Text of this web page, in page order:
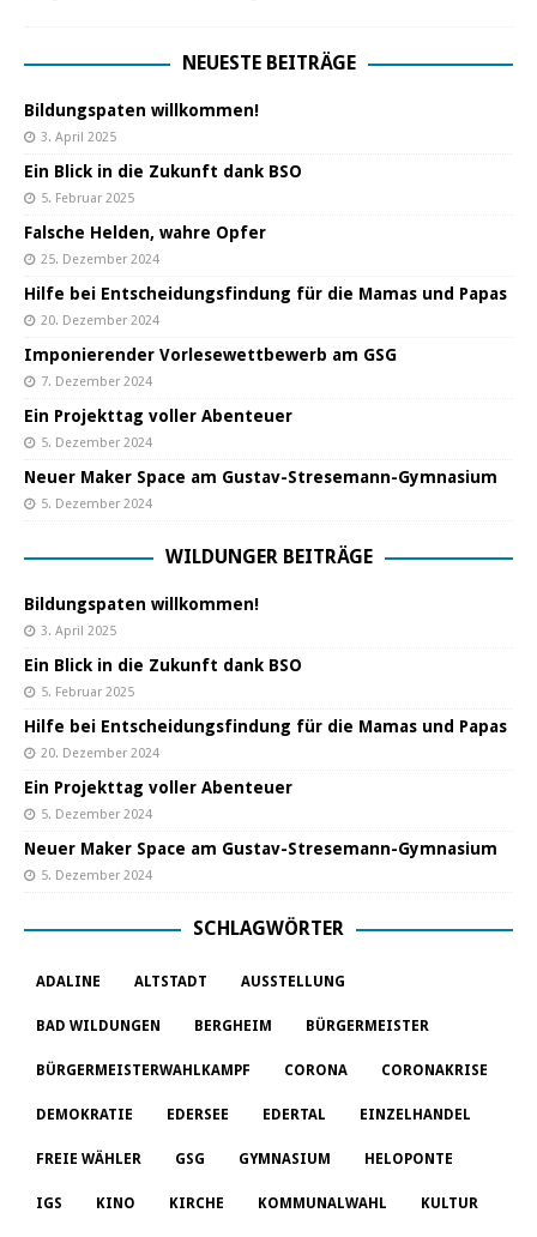
NEUESTE BEITRÄGE
Bildungspaten willkommen!
3. April 2025
Ein Blick in die Zukunft dank BSO
5. Februar 2025
Falsche Helden, wahre Opfer
25. Dezember 2024
Hilfe bei Entscheidungsfindung für die Mamas und Papas
20. Dezember 2024
Imponierender Vorlesewettbewerb am GSG
7. Dezember 2024
Ein Projekttag voller Abenteuer
5. Dezember 2024
Neuer Maker Space am Gustav-Stresemann-Gymnasium
5. Dezember 2024
WILDUNGER BEITRÄGE
Bildungspaten willkommen!
3. April 2025
Ein Blick in die Zukunft dank BSO
5. Februar 2025
Hilfe bei Entscheidungsfindung für die Mamas und Papas
20. Dezember 2024
Ein Projekttag voller Abenteuer
5. Dezember 2024
Neuer Maker Space am Gustav-Stresemann-Gymnasium
5. Dezember 2024
SCHLAGWÖRTER
ADALINE ALTSTADT AUSSTELLUNG
BAD WILDUNGEN BERGHEIM BÜRGERMEISTER
BÜRGERMEISTERWAHLKAMPF CORONA CORONAKRISE
DEMOKRATIE EDERSEE EDERTAL EINZELHANDEL
FREIE WÄHLER GSG GYMNASIUM HELOPONTE
IGS KINO KIRCHE KOMMUNALWAHL KULTUR